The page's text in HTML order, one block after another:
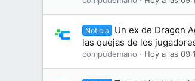
Noticia
Un ex de Dragon
las quejas de los
compudemano Hoy a las